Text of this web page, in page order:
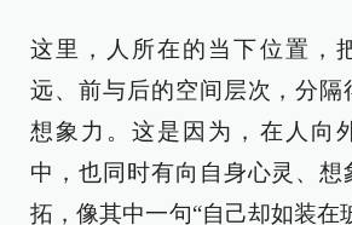
这里，人所在的当下位置，
远、前与后的空间层次，分隔
想象力。这是因为，在人向
中，也同时有向自身心灵、想
拓，像其中一句“自己却如装在